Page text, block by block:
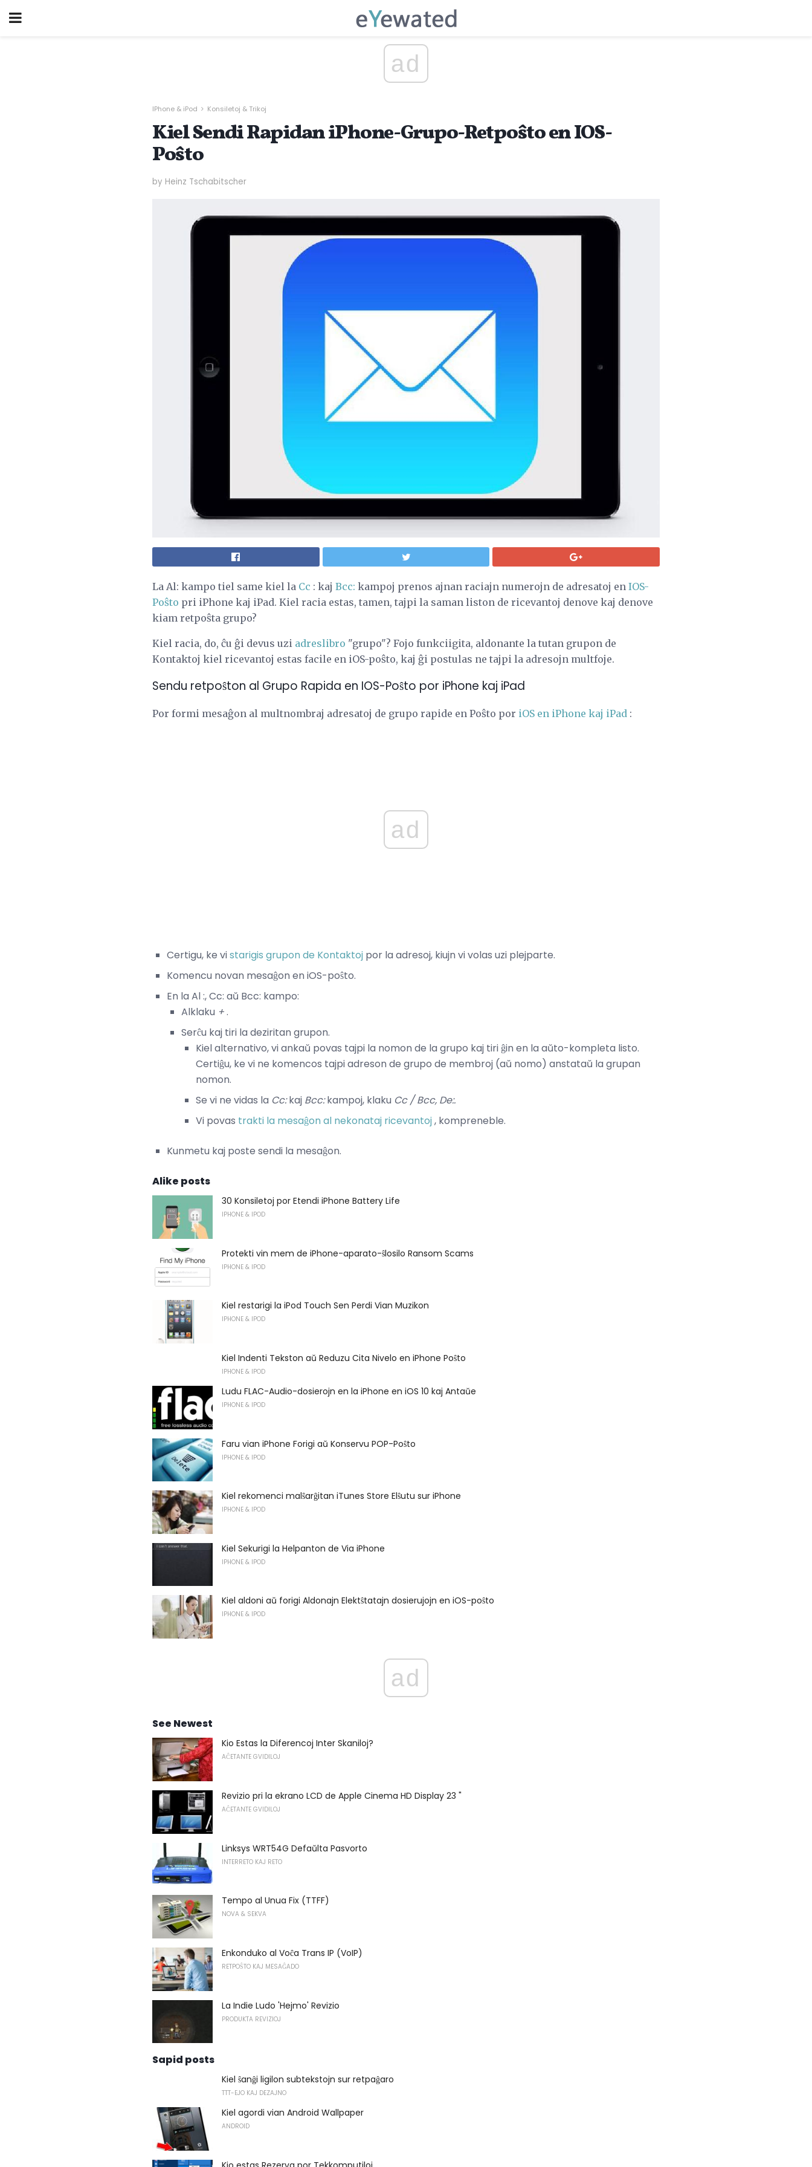
ad
IPhone & iPod Konsiletoj & Trikoj
Kiel Sendi Rapidan iPhone-Grupo-Retpoŝto en IOS-
Poŝto
by Heinz Tschabitscher
La Al: kampo tiel same kiel la Cc : kaj Bcc: kampoj prenos ajnan raciajn numerojn de adresatoj en IOS-
Poŝto pri iPhone kaj iPad. Kiel racia estas, tamen, tajpi la saman liston de ricevantoj denove kaj denove
kiam retpoŝta grupo?
Kiel racia, do, ĉu ĝi devus uzi adreslibro "grupo"? Fojo funkciigita, aldonante la tutan grupon de
Kontaktoj kiel ricevantoj estas facile en iOS-poŝto, kaj ĝi postulas ne tajpi la adresojn multfoje.
Sendu retpoŝton al Grupo Rapida en IOS-Poŝto por iPhone kaj iPad
Por formi mesaĝon al multnombraj adresatoj de grupo rapide en Poŝto por iOS en iPhone kaj iPad :
ad
Certigu, ke vistarigis grupon de Kontaktoj por la adresoj, kiujn vi volas uzi plejparte.
Komencu novan mesaĝon en iOS-poŝto.
En la Al :, Cc: aŭ Bcc: kampo:
Alklaku +.
Serĉu kaj tiri la deziritan grupon.
Kiel alternativo, vi ankaŭ povas tajpi la nomon de la grupo kaj tiri ĝin en la aŭto-kompleta listo.
Certiĝu, ke vi ne komencos tajpi adreson de grupo de membroj (aŭ nomo) anstataŭ la grupan
nomon.
Se vi ne vidas la Cc:kaj Bcc:kampoj, klaku Cc / Bcc, De:.
Vi povas trakti la mesaĝon al nekonataj ricevantoj, kompreneble.
Kunmetu kaj poste sendi la mesaĝon.
Alike posts
30 Konsiletoj por Etendi iPhone Battery Life
IPHONE & IPOD
Protekti vin mem de iPhone-aparato-ŝlosilo Ransom Scams
IPHONE & IPOD
Kiel restarigi la iPod Touch Sen Perdi Vian Muzikon
IPHONE & IPOD
Kiel Indenti Tekston aŭ Reduzu Cita Nivelo en iPhone Poŝto
IPHONE & IPOD
Ludu FLAC-Audio-dosierojn en la iPhone en iOS 10 kaj Antaŭe
IPHONE & IPOD
Faru vian iPhone Forigi aŭ Konservu POP-Poŝto
IPHONE & IPOD
Kiel rekomenci malŝarĝitan iTunes Store Elŝutu sur iPhone
IPHONE & IPOD
Kiel Sekurigi la Helpanton de Via iPhone
IPHONE & IPOD
Kiel aldoni aŭ forigi Aldonajn Elektŝtatajn dosierujojn en iOS-poŝto
IPHONE & IPOD
ad
See Newest
Kio Estas la Diferencoj Inter Skaniloj?
AĈETANTE GVIDILOJ
Revizio pri la ekrano LCD de Apple Cinema HD Display 23 "
AĈETANTE GVIDILOJ
Linksys WRT54G Defaŭlta Pasvorto
INTERRETO KAJ RETO
Tempo al Unua Fix (TTFF)
NOVA & SEKVA
Enkonduko al Voĉa Trans IP (VoIP)
RETPOŜTO KAJ MESAĜADO
La Indie Ludo 'Hejmo' Revizio
PRODUKTA REVIZIOJ
Sapid posts
Kiel ŝanĝi ligilon subtekstojn sur retpaĝaro
TTT-EJO KAJ DEZAJNO
Kiel agordi vian Android Wallpaper
ANDROID